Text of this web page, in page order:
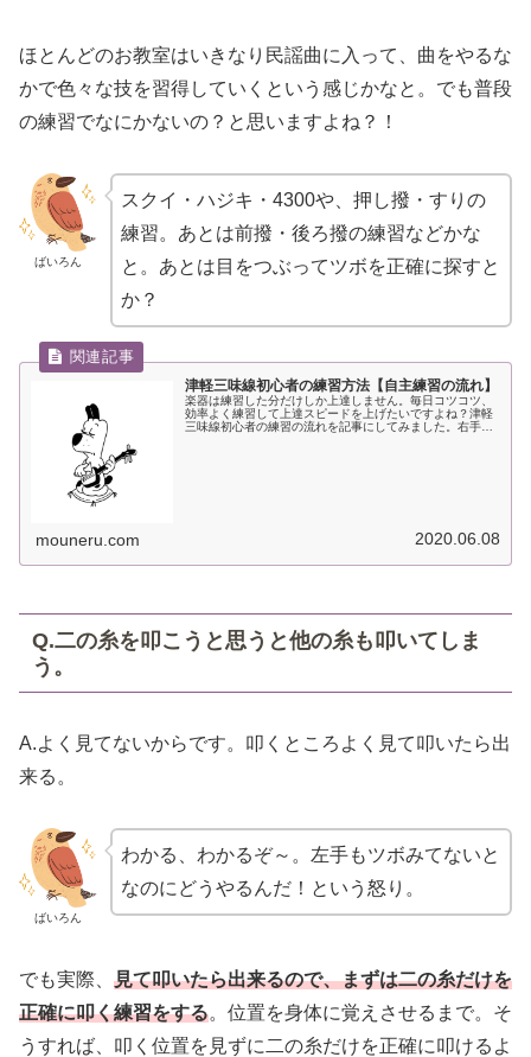
ほとんどのお教室はいきなり民謡曲に入って、曲をやるな
かで色々な技を習得していくという感じかなと。でも普段
の練習でなにかないの？と思いますよね？！
ばいろん
スクイ・ハジキ・4300や、押し撥・すりの
練習。あとは前撥・後ろ撥の練習などかな
と。あとは目をつぶってツボを正確に探すと
か？
津軽三味線初心者の練習方法【自主練習の流れ】
楽器は練習した分だけしか上達しません。毎日コツコツ、
効率よく練習して上達スピードを上げたいですよね？津軽
三味線初心者の練習の流れを記事にしてみました。右手・
mouneru.com 2020.06.08
Q.二の糸を叩こうと思うと他の糸も叩いてしま
う。
A.よく見てないからです。叩くところよく見て叩いたら出
来る。
ばいろん
わかる、わかるぞ～。左手もツボみてないと
なのにどうやるんだ！という怒り。
でも実際、 見て叩いたら出来るので、まずは二の糸だけを
正確に叩く練習をする。位置を身体に覚えさせるまで。そ
うすれば、叩く位置を見ずに二の糸だけを正確に叩けるよ